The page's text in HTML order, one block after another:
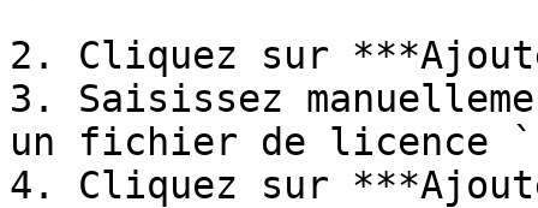
2. Cliquez sur
3. Saisissez
un fichier de
4. Cliquez sur